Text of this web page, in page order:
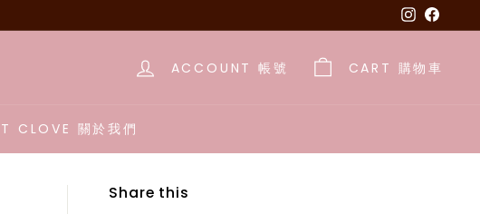
ACCOUNT 帳號 CART 購物車
CLOVE 關於我們
Share this